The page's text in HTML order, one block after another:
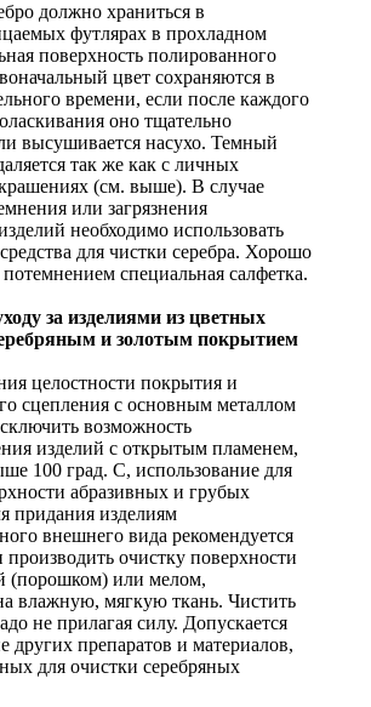
должно храниться в
футлярах в прохладном
поверхность полированного
цвет сохраняются в
времени, если после каждого
оно тщательно
высушивается насухо. Темный
так же как с личных
(см. выше). В случае
или загрязнения
необходимо использовать
для чистки серебра. Хорошо
потемнением специальная салфетка.
за изделиями из цветных
и золотым покрытием
целостности покрытия и
сцепления с основным металлом
возможность
изделий с открытым пламенем,
100 град. С, использование для
абразивных и грубых
придания изделиям
внешнего вида рекомендуется
производить очистку поверхности
(порошком) или мелом,
влажную, мягкую ткань. Чистить
не прилагая силу. Допускается
других препаратов и материалов,
для очистки серебряных